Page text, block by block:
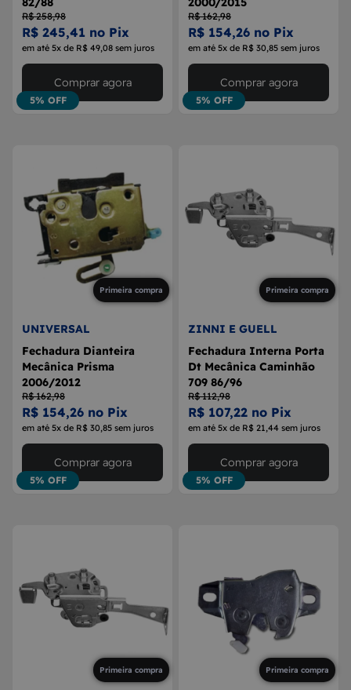
R$ 258,98
R$ 245,41 no Pix
em até 5x de R$ 49,08 sem juros
5% OFF
Comprar agora
R$ 162,98
R$ 154,26 no Pix
em até 5x de R$ 30,85 sem juros
5% OFF
Comprar agora
Primeira compra
UNIVERSAL
Fechadura Dianteira
Mecânica Prisma
2006/2012
R$ 162,98
R$ 154,26 no Pix
em até 5x de R$ 30,85 sem juros
5% OFF
Comprar agora
Primeira compra
ZINNI E GUELL
Fechadura Interna Porta
Dt Mecânica Caminhão
709 86/96
R$ 112,98
R$ 107,22 no Pix
em até 5x de R$ 21,44 sem juros
5% OFF
Comprar agora
Primeira compra Primeira compra